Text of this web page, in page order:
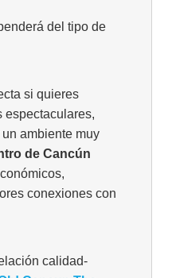
del tipo de
si quieres
espectaculares,
ambiente muy
de Cancún
conexiones con
calidad-